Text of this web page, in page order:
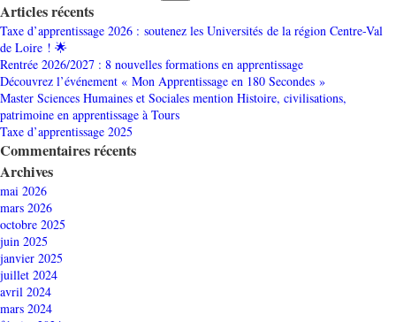
Articles récents
Taxe d’apprentissage 2026 : soutenez les Universités de la région Centre-Val
de Loire ! 🌟
Rentrée 2026/2027 : 8 nouvelles formations en apprentissage
Découvrez l’événement « Mon Apprentissage en 180 Secondes »
Master Sciences Humaines et Sociales mention Histoire, civilisations,
patrimoine en apprentissage à Tours
Taxe d’apprentissage 2025
Commentaires récents
Archives
mai 2026
mars 2026
octobre 2025
juin 2025
janvier 2025
juillet 2024
avril 2024
mars 2024